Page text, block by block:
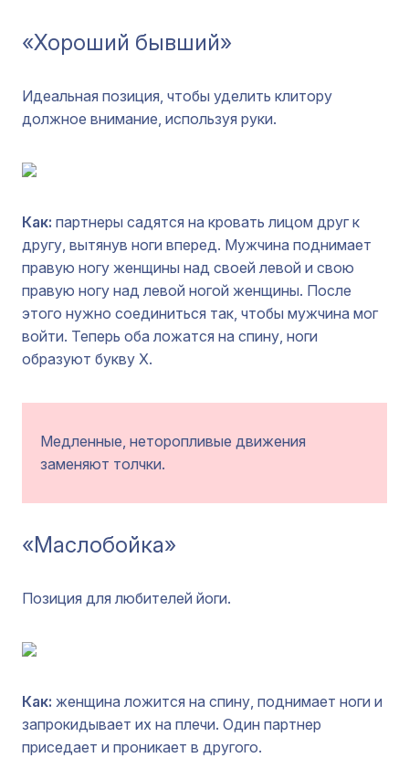
«Хороший бывший»
Идеальная позиция, чтобы уделить клитору
должное внимание, используя руки.
Как: партнеры садятся на кровать лицом друг к
другу, вытянув ноги вперед. Мужчина поднимает
правую ногу женщины над своей левой и свою
правую ногу над левой ногой женщины. После
этого нужно соединиться так, чтобы мужчина мог
войти. Теперь оба ложатся на спину, ноги
образуют букву Х.
Медленные, неторопливые движения
заменяют толчки.
«Маслобойка»
Позиция для любителей йоги.
Как: женщина ложится на спину, поднимает ноги и
запрокидывает их на плечи. Один партнер
приседает и проникает в другого.